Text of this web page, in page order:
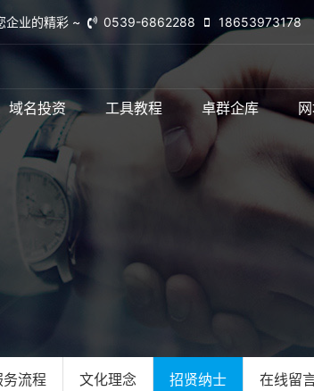
企业的精彩 ~ 0539-6862288 18653973178
域名投资 工具教程 卓群企库
务流程 文化理念 招贤纳士 在线留